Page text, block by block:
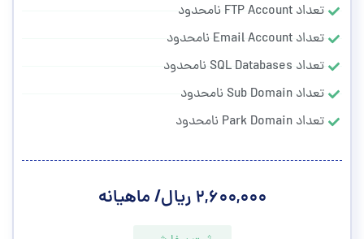
تعداد FTP Account نامحدود
تعداد Email Account نامحدود
تعداد SQL Databases نامحدود
تعداد Sub Domain نامحدود
تعداد Park Domain نامحدود
۲,۶۰۰,۰۰۰ ریال/ ماهیانه